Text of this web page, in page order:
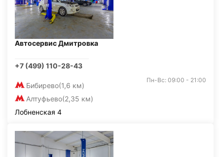
Автосервис Дмитровка
+7 (499) 110-28-43
Бибирево(1,6 км)
Алтуфьево(2,35 км)
Пн-Вс: 09:00 - 21:00
Лобненская 4